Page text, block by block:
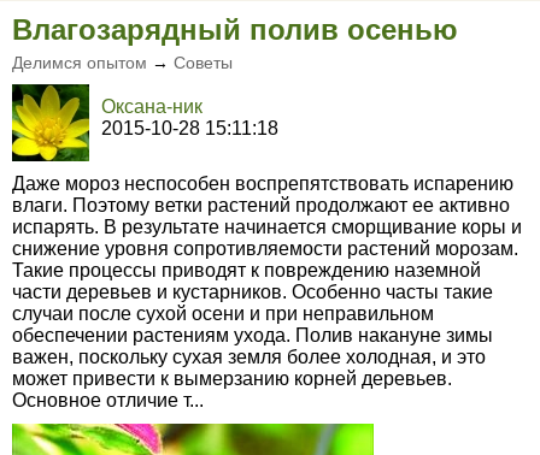
Влагозарядный полив осенью
Делимся опытом → Советы
Оксана-ник
2015-10-28 15:11:18
Даже мороз неспособен воспрепятствовать испарению
влаги. Поэтому ветки растений продолжают ее активно
испарять. В результате начинается сморщивание коры и
снижение уровня сопротивляемости растений морозам.
Такие процессы приводят к повреждению наземной
части деревьев и кустарников. Особенно часты такие
случаи после сухой осени и при неправильном
обеспечении растениям ухода. Полив накануне зимы
важен, поскольку сухая земля более холодная, и это
может привести к вымерзанию корней деревьев.
Основное отличие т...